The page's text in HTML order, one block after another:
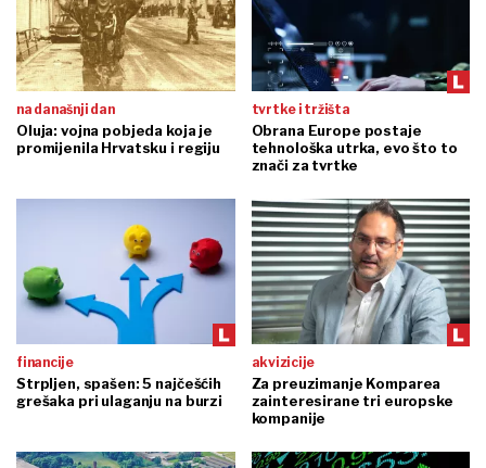
na današnji dan
Oluja: vojna pobjeda koja je
promijenila Hrvatsku i regiju
tvrtke i tržišta
Obrana Europe postaje
tehnološka utrka, evo što to
znači za tvrtke
financije
Strpljen, spašen: 5 najčešćih
grešaka pri ulaganju na burzi
akvizicije
Za preuzimanje Komparea
zainteresirane tri europske
kompanije